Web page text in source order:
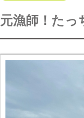
元漁師！たっ